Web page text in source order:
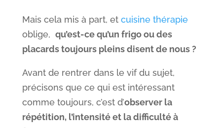
Mais cela mis à part, et cuisine thérapie
oblige, qu’est-ce qu’un frigo ou des
placards toujours pleins disent de nous ?
Avant de rentrer dans le vif du sujet,
précisons que ce qui est intéressant
comme toujours, c’est d’observer la
répétition, l’intensité et la difficulté à